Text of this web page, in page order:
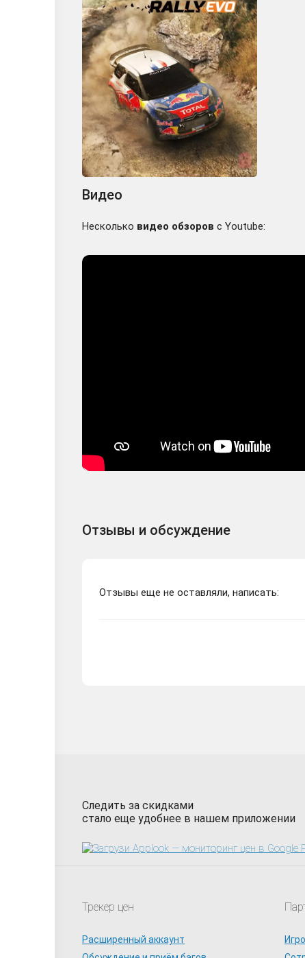
Видео
Несколько видео обзоров с Youtube:
Отзывы и обсуждение
Отзывы еще не оставляли, написать:
Следить за скидками
стало еще удобнее в нашем приложении
Трекер цен
Расширенный аккаунт